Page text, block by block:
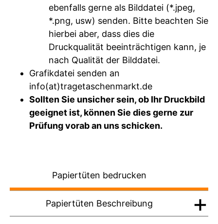
ebenfalls gerne als Bilddatei (*.jpeg,
*.png, usw) senden. Bitte beachten Sie
hierbei aber, dass dies die
Druckqualität beeinträchtigen kann, je
nach Qualität der Bilddatei.
Grafikdatei senden an
info(at)tragetaschenmarkt.de
Sollten Sie unsicher sein, ob Ihr Druckbild
geeignet ist, können Sie dies gerne zur
Prüfung vorab an uns schicken.
Papiertüten bedrucken
Papiertüten Beschreibung